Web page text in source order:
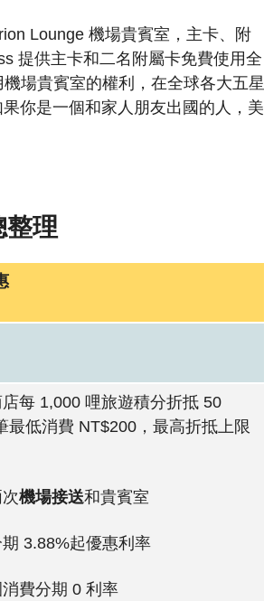
Lounge 機場貴賓室，主卡、附
提供主卡和二名附屬卡免費使用全
場貴賓室的權利，在全球各大五星
你是一個和家人朋友出國的人，美
整理
店每 1,000 哩旅遊積分折抵 50
最低消費 NT$200，最高折抵上限
機場接送和貴賓室
期 3.88%起優惠利率
消費分期 0 利率